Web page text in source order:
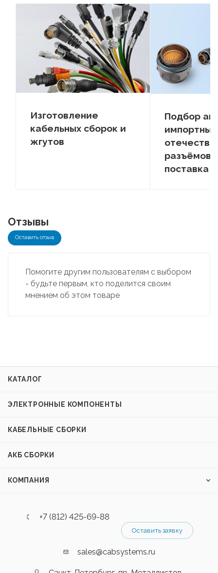
Изготовление
кабельных сборок и
жгутов
Подбор
разъёмов
поставка
Отзывы
Оставить отзыв
Помогите другим пользователям с выбором
- будьте первым, кто поделится своим
мнением об этом товаре
КАТАЛОГ
ЭЛЕКТРОННЫЕ КОМПОНЕНТЫ
КАБЕЛЬНЫЕ СБОРКИ
АКБ СБОРКИ
КОМПАНИЯ
+7 (812) 425-69-88
Оставить заявку
sales@cabsystems.ru